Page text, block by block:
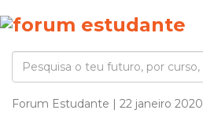
Forum Estudante | 22 janeiro 2020